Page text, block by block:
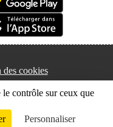
des cookies
Connexion
contrôle sur ceux que
Personnaliser